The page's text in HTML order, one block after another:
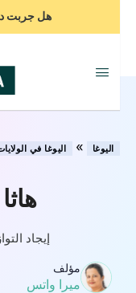
هل جربت
اليوغا » اليوغا في
إيجاد
مؤلف
ميرا واتس